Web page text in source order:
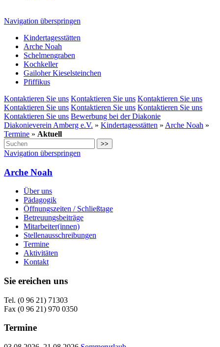
Navigation überspringen
Kindertagesstätten
Arche Noah
Schelmengraben
Kochkeller
Gailoher Kieselsteinchen
Pfiffikus
Kontaktieren Sie uns Kontaktieren Sie uns Kontaktieren Sie uns
Kontaktieren Sie uns Kontaktieren Sie uns Kontaktieren Sie uns
Kontaktieren Sie uns Bewerbung bei der Diakonie
Diakonieverein Amberg e.V. » Kindertagesstätten » Arche Noah »
Termine » Aktuell
>>
Navigation überspringen
Arche Noah
Über uns
Pädagogik
Öffnungszeiten / Schließtage
Betreuungsbeiträge
Mitarbeiter(innen)
Stellenausschreibungen
Termine
Aktivitäten
Kontakt
Sie ereichen uns
Tel. (0 96 21) 71303
Fax (0 96 21) 970 0350
Termine